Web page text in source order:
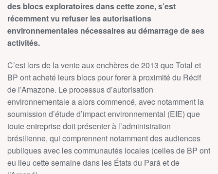
des blocs exploratoires dans cette zone, s’est
récemment vu refuser les autorisations
environnementales nécessaires au démarrage de ses
activités.
C’est lors de la vente aux enchères de 2013 que Total et
BP ont acheté leurs blocs pour forer à proximité du Récif
de l’Amazone. Le processus d’autorisation
environnementale a alors commencé, avec notamment la
soumission d’étude d’impact environnemental (EIE) que
toute entreprise doit présenter à l’administration
brésilienne, qui comprennent notamment des audiences
publiques avec les communautés locales (celles de BP ont
eu lieu cette semaine dans les États du Pará et de